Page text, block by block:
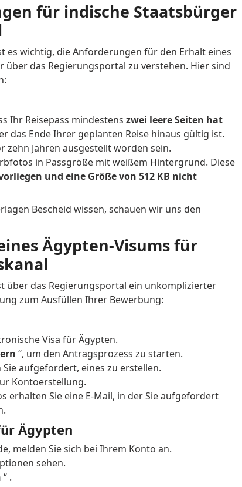
für indische Staatsbürger
es wichtig, die Anforderungen für den Erhalt eines
über das Regierungsportal zu verstehen. Hier sind
Ihr Reisepass mindestens zwei leere Seiten hat
das Ende Ihrer geplanten Reise hinaus gültig ist.
zehn Jahren ausgestellt worden sein.
in Passgröße mit weißem Hintergrund. Diese
und eine Größe von 512 KB nicht
Bescheid wissen, schauen wir uns den
Ägypten-Visums für
über das Regierungsportal ein unkomplizierter
zum Ausfüllen Ihrer Bewerbung:
Visa für Ägypten.
“, um den Antragsprozess zu starten.
aufgefordert, eines zu erstellen.
Kontoerstellung.
erhalten Sie eine E-Mail, in der Sie aufgefordert
Ägypten
melden Sie sich bei Ihrem Konto an.
sehen.
“ .